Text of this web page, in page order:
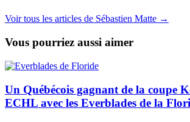
Voir tous les articles de Sébastien Matte →
Vous pourriez aussi aimer
Un Québécois gagnant de la coupe
ECHL avec les Everblades de la